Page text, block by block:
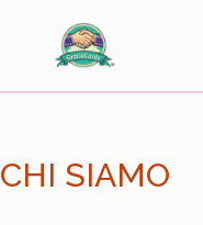
CHI SIAMO